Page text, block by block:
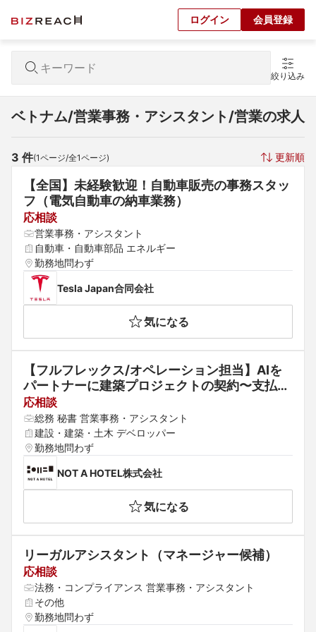
ログイン 会員登録
絞り込み
ベトナム/営業事務・アシスタント/営業の求人
3 件(1ページ/全1ページ) 更新順
【全国】未経験歓迎！自動車販売の事務スタッ
フ（電気自動車の納車業務）
応相談
営業事務・アシスタント
自動車・自動車部品 エネルギー
勤務地問わず
Tesla Japan合同会社
気になる
【フルフレックス/オペレーション担当】AIを
パートナーに建築プロジェクトの契約〜支払管
理
応相談
総務 秘書 営業事務・アシスタント
建設・建築・土木 デベロッパー
勤務地問わず
NOT A HOTEL株式会社
気になる
リーガルアシスタント（マネージャー候補）
応相談
法務・コンプライアンス 営業事務・アシスタント
その他
勤務地問わず